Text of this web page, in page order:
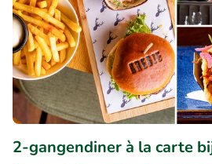
2-gangendiner à la carte